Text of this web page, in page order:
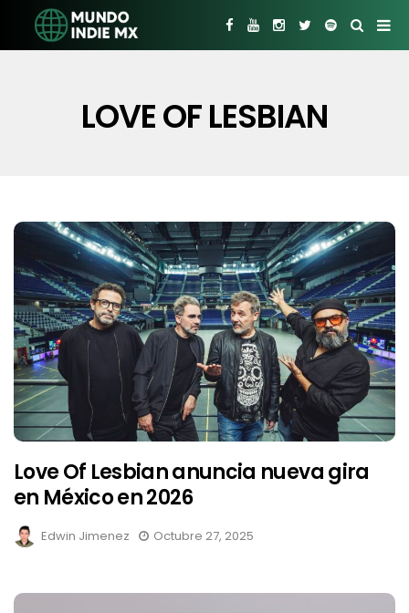
LOVE OF LESBIAN
Love Of Lesbian anuncia nueva gira
en México en 2026
Edwin Jimenez Octubre 27, 2025